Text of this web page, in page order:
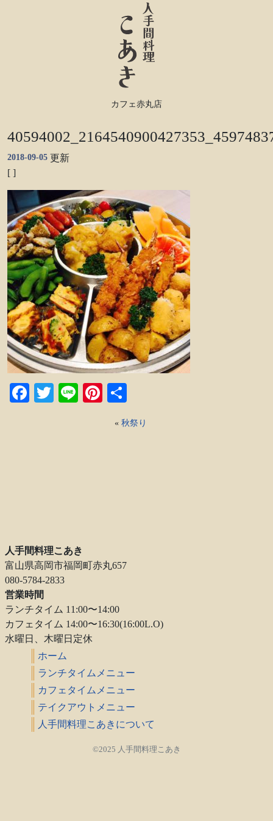
カフェ赤丸店
2018-09-05 更新
[ ]
Facebook
TwitterLinePinterest
有
« 秋祭り
人手間料理こあき
富山県高岡市福岡町赤丸657
080-5784-2833
営業時間
ランチタイム 11:00〜14:00
カフェタイム 14:00〜16:30(16:00L.O)
水曜日、木曜日定休
ホーム
ランチタイムメニュー
カフェタイムメニュー
テイクアウトメニュー
人手間料理こあきについて
©2025 人手間料理こあき